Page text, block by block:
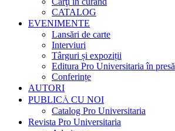
CATALOG
EVENIMENTE
Lansări de carte
Interviuri
Târguri și expoziții
Editura Pro Universitaria în presă
Conferințe
AUTORI
PUBLICĂ CU NOI
Catalog Pro Universitaria
Revista Pro Universitaria